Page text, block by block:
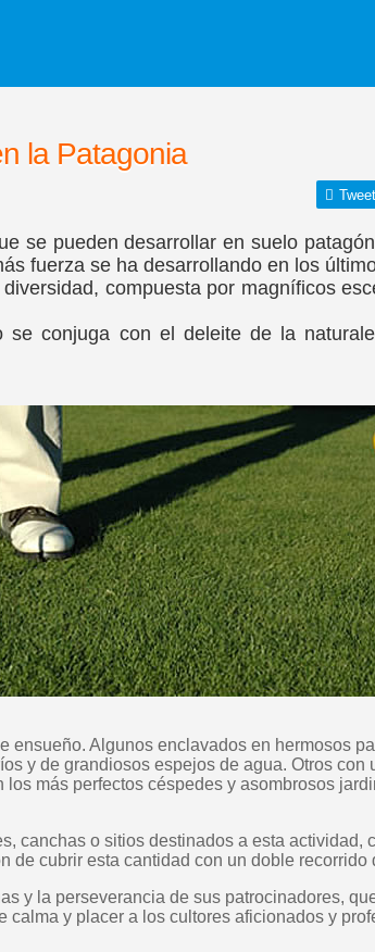
la Patagonia
Tweet
se pueden desarrollar en suelo
fuerza se ha desarrollando en los
compuesta por magníficos
se conjuga con el deleite de la
ensueño. Algunos enclavados en hermosos
y de grandiosos espejos de agua. Otros con
más perfectos céspedes y asombrosos
canchas o sitios destinados a esta actividad,
de cubrir esta cantidad con un doble recorrido
y la perseverancia de sus patrocinadores,
calma y placer a los cultores aficionados y